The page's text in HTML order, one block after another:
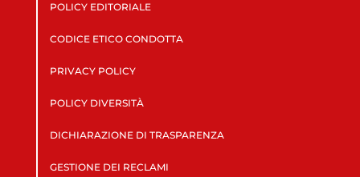
POLICY EDITORIALE
CODICE ETICO CONDOTTA
PRIVACY POLICY
POLICY DIVERSITÀ
DICHIARAZIONE DI TRASPARENZA
GESTIONE DEI RECLAMI